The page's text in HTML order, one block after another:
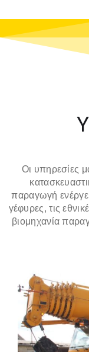
Οι υπηρεσίες
παραγωγή
γέφυρες, τις
βιομηχανία